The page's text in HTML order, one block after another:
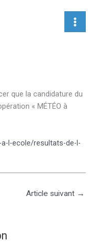
que la candidature du
« MÉTÉO à
l-ecole/resultats-de-l-
Article suivant →